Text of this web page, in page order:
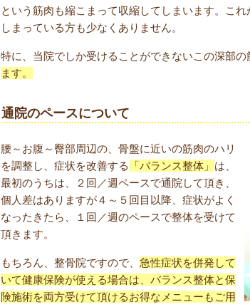
という筋肉も縮こまって収縮してしまいます。これ
しまっている方も少なくありません。
特に、当院でしか受けることができないこの深部の
ます。
通院のペースについて
腰～お腹～臀部周辺の、骨盤に近いの筋肉のハリ
を調整し、症状を改善する
「バランス整体」 は、
最初のうちは、２回／週ペースで通院して頂き、
個人差はありますが４～５回目以降、症状がよく
なったきたら、１回／週のペースで整体を受けて
頂きます。
もちろん、整骨院ですので、 急性症状を併発して
いて健康保険が使える場合は、バランス整体と保
険施術を両方受けて頂けるお得なメニューもご用